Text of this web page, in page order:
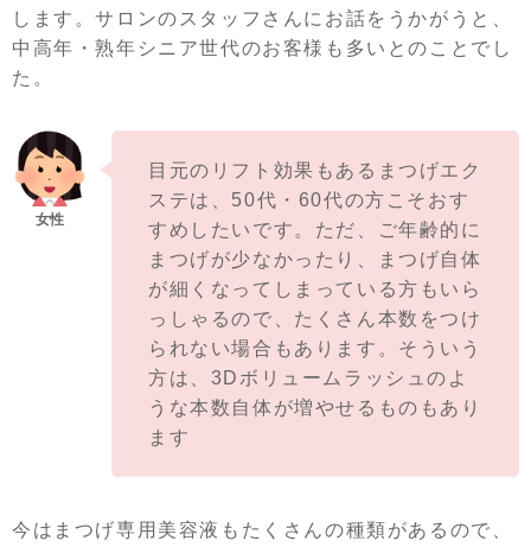
します。サロンのスタッフさんにお話をうかがうと、
中高年・熟年シニア世代のお客様も多いとのことでし
た。
目元のリフト効果もあるまつげエク
ステは、50代・60代の方こそおす
すめしたいです。ただ、ご年齢的に
まつげが少なかったり、まつげ自体
が細くなってしまっている方もいら
っしゃるので、たくさん本数をつけ
られない場合もあります。そういう
方は、3Dボリュームラッシュのよ
うな本数自体が増やせるものもあり
ます
今はまつげ専用美容液もたくさんの種類があるので、